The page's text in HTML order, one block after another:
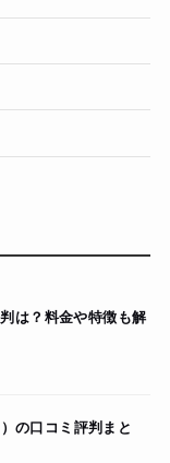
は？料金や特徴も解
の口コミ評判まと